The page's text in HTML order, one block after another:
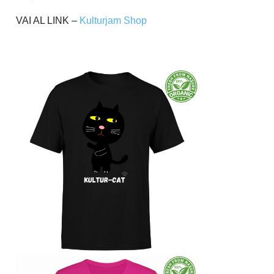
VAI AL LINK – Kulturjam Shop